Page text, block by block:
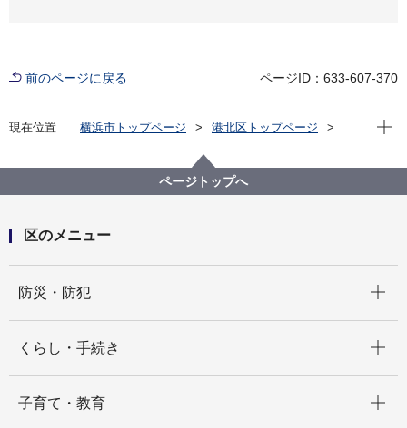
前のページに戻る ページID：633-607-370
現在位置 横浜市トップページ
港北区トップページ
「地域防災拠点」開設・運営マニュアル
現在
ページトップへ
区のメニュー
防災・防犯
くらし・手続き
子育て・教育